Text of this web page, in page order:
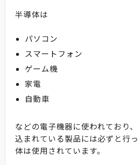
半導体は
パソコン
スマートフォン
ゲーム機
家電
自動車
などの電子機器に使われており
込まれている製品には必ずと行
体は使用されています。